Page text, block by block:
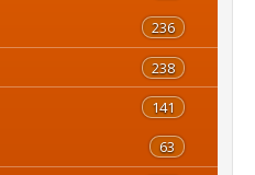
236
238
141
63